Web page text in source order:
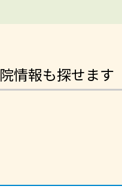
情報も探せます